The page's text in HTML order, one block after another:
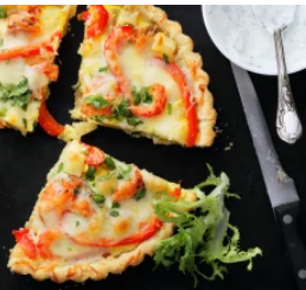
Connexion